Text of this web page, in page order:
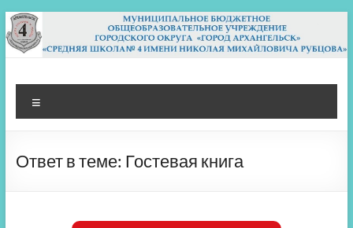
Перейти
к
содержимому
МБОУ СШ 4
Архангельск
Ответ в теме: Гостевая книга